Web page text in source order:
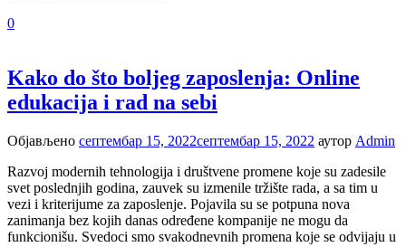
0
Kako do što boljeg zaposlenja: Online
edukacija i rad na sebi
Објављено септембар 15, 2022септембар 15, 2022 аутор Admin
Razvoj modernih tehnologija i društvene promene koje su zadesile
svet poslednjih godina, zauvek su izmenile tržište rada, a sa tim u
vezi i kriterijume za zaposlenje. Pojavila su se potpuna nova
zanimanja bez kojih danas određene kompanije ne mogu da
funkcionišu. Svedoci smo svakodnevnih promena koje se odvijaju u